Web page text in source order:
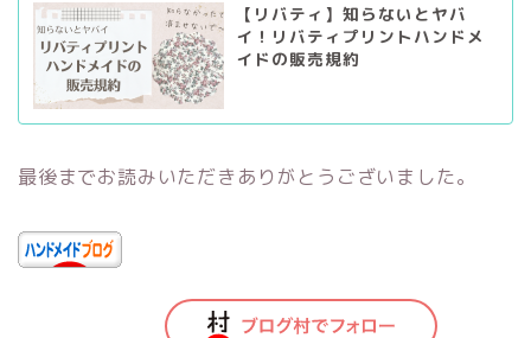
【リバティ】知らないとヤバ
イ！リバティプリントハンドメ
イドの販売規約
最後までお読みいただきありがとうございました。